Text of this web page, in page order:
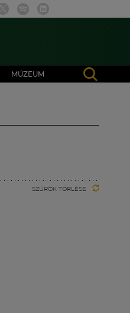
MÚZEUM
SZŰRŐK TÖRLÉSE